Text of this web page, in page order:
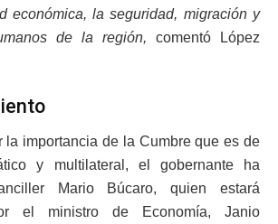
económica, la seguridad, migración y
de la región, comentó López
la importancia de la Cumbre que es de
y multilateral, el gobernante ha
Mario Búcaro, quien estará
el ministro de Economía, Janio